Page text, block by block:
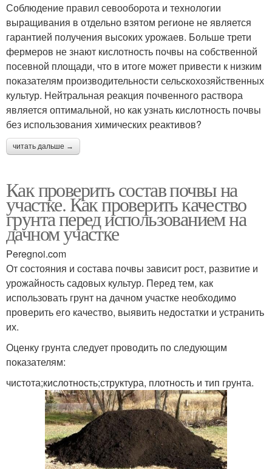
Соблюдение правил севооборота и технологии
выращивания в отдельно взятом регионе не является
гарантией получения высоких урожаев. Больше трети
фермеров не знают кислотность почвы на собственной
посевной площади, что в итоге может привести к низким
показателям производительности сельскохозяйственных
культур. Нейтральная реакция почвенного раствора
является оптимальной, но как узнать кислотность почвы
без использования химических реактивов?
читать дальше →
Как проверить состав почвы на
участке. Как проверить качество
грунта перед использованием на
дачном участке
Peregnoi.com
От состояния и состава почвы зависит рост, развитие и
урожайность садовых культур. Перед тем, как
использовать грунт на дачном участке необходимо
проверить его качество, выявить недостатки и устранить
их.
Оценку грунта следует проводить по следующим
показателям:
чистота;кислотность;структура, плотность и тип грунта.